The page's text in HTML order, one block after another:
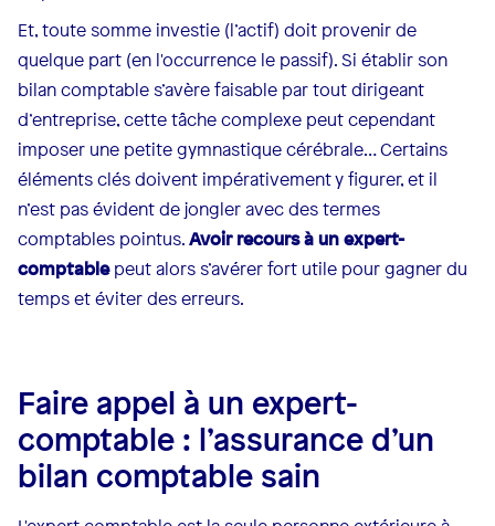
Et, toute somme investie (l’actif) doit provenir de
quelque part (en l'occurrence le passif). Si établir son
bilan comptable s’avère faisable par tout dirigeant
d’entreprise, cette tâche complexe peut cependant
imposer une petite gymnastique cérébrale… Certains
éléments clés doivent impérativement y figurer, et il
n’est pas évident de jongler avec des termes
comptables pointus.Avoir recours à un expert-
comptablepeut alors s’avérer fort utile pour gagner du
temps et éviter des erreurs.
Faire appel à un expert-
comptable : l’assurance d’un
bilan comptable sain